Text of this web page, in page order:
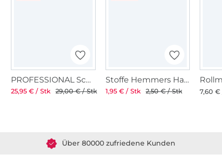
PROFESSIONAL Schneiderschere 8" 21 cm
25,95 € / Stk 29,00 € / Stk
Stoffe Hemmers Handmaß 20 cm
1,95 € / Stk 2,50 € / Stk 7,60 €